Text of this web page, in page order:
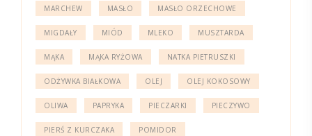
MARCHEW MASŁO MASŁO ORZECHOWE
MIGDAŁY MIÓD MLEKO MUSZTARDA
MĄKA MĄKA RYŻOWA NATKA PIETRUSZKI
ODŻYWKA BIAŁKOWA OLEJ OLEJ KOKOSOWY
OLIWA PAPRYKA PIECZARKI PIECZYWO
PIERŚ Z KURCZAKA POMIDOR